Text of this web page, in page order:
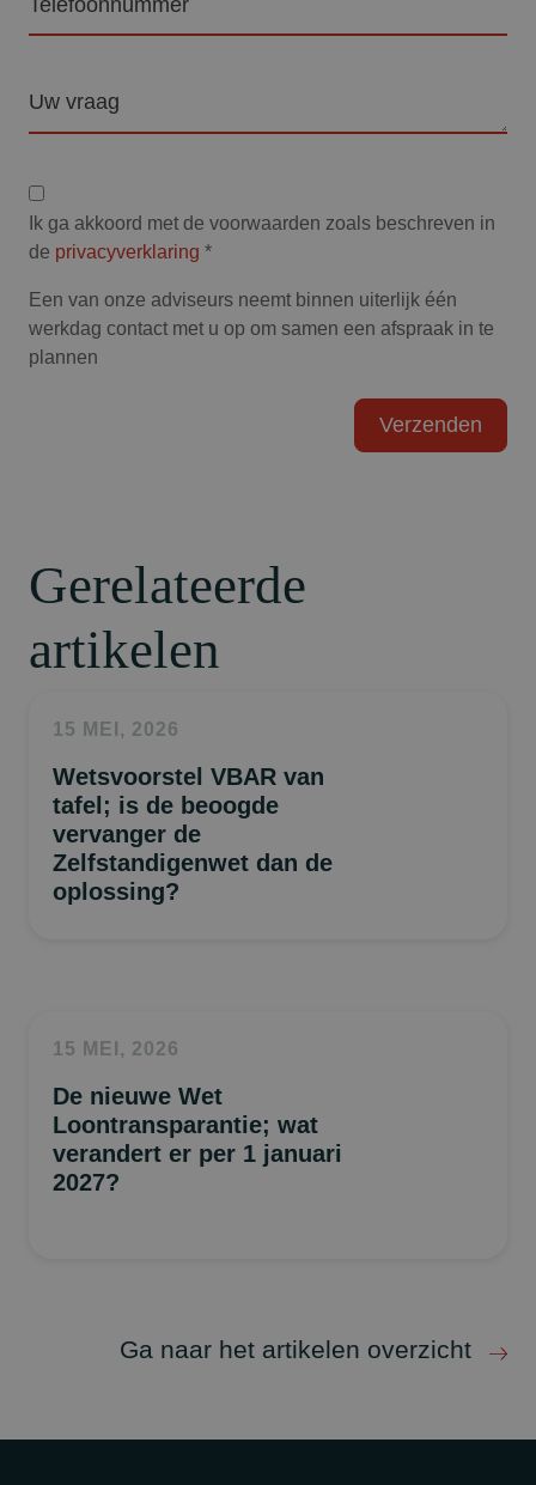
Privacyverklaring
Ik ga akkoord met de voorwaarden zoals beschreven in
de privacyverklaring *
Een van onze adviseurs neemt binnen uiterlijk één
werkdag contact met u op om samen een afspraak in te
plannen
Gerelateerde
artikelen
15 MEI, 2026
Wetsvoorstel VBAR van
tafel; is de beoogde
vervanger de
Zelfstandigenwet dan de
oplossing?
15 MEI, 2026
De nieuwe Wet
Loontransparantie; wat
verandert er per 1 januari
2027?
Ga naar het artikelen overzicht